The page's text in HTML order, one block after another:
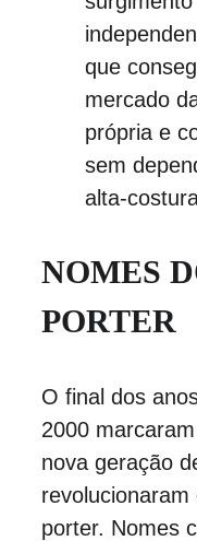
que
mercado
própria e
sem
alta-
NOMES
PORTER
O final dos
2000
nova geração
porter. Nomes